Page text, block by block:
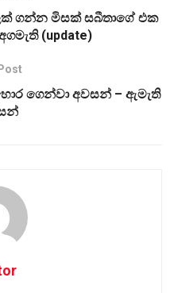
ගන්න මිසක් සබීතාගේ එක
(update)
ගෙන්වා අවසන් – ඇමැති